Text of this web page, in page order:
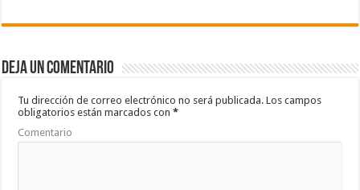
e
b
o
o
k
tt
er
at
sA
p
p
m
ar
ti
Deja un comentario
Tu dirección de correo electrónico no será publicada. Los campos
obligatorios están marcados con*
Comentario